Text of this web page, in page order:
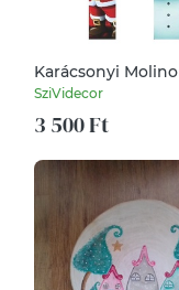
Karácsonyi Molino
SziVidecor
3 500 Ft